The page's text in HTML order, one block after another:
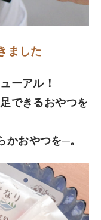
ました
ーアル！
できるおやつを
かおやつを─。